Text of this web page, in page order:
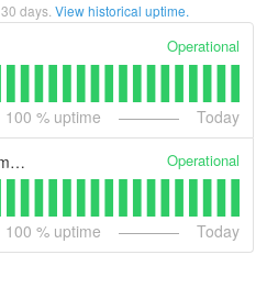
30 days. View historical uptime.
Operational
100 % uptime Today
Management Portal (example) Operational
100 % uptime Today